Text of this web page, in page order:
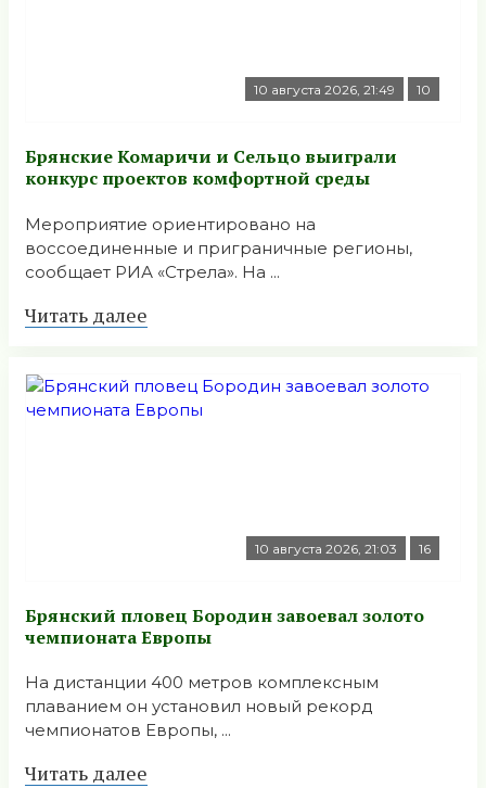
10 августа 2026, 21:49 10
Брянские Комаричи и Сельцо выиграли
конкурс проектов комфортной среды
Мероприятие ориентировано на
воссоединенные и приграничные регионы,
сообщает РИА «Стрела». На ...
Читать далее
10 августа 2026, 21:03 16
Брянский пловец Бородин завоевал золото
чемпионата Европы
На дистанции 400 метров комплексным
плаванием он установил новый рекорд
чемпионатов Европы, ...
Читать далее